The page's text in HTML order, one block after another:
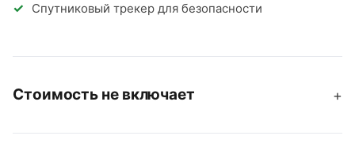
Спутниковый трекер для безопасности
Стоимость не включает +